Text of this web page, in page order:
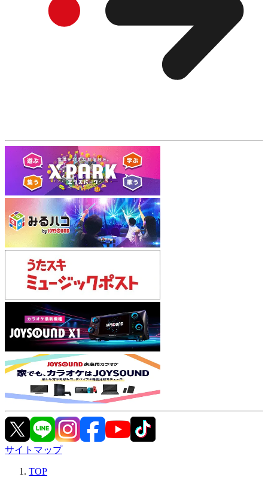
サイトマップ
TOP